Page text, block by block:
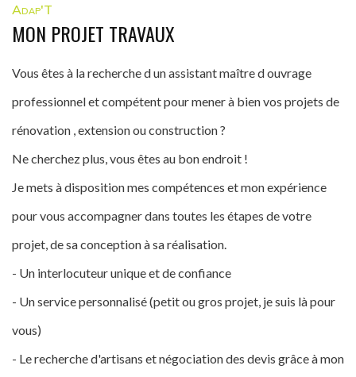
Adap'T
MON PROJET TRAVAUX
Vous êtes à la recherche d un assistant maître d ouvrage
professionnel et compétent pour mener à bien vos projets de
rénovation , extension ou construction ?
Ne cherchez plus, vous êtes au bon endroit !
Je mets à disposition mes compétences et mon expérience
pour vous accompagner dans toutes les étapes de votre
projet, de sa conception à sa réalisation.
- Un interlocuteur unique et de confiance
- Un service personnalisé (petit ou gros projet, je suis là pour
vous)
- Le recherche d'artisans et négociation des devis grâce à mon